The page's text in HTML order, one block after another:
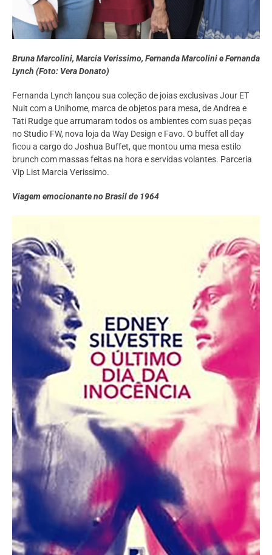
Bruna Marcolini, Marcia Verissimo, Fernanda Marcolini e Fernanda
Lynch (Foto: Vera Donato)
Fernanda Lynch lançou sua coleção de joias exclusivas Jour ET
Nuit com a Unihome, marca de objetos para mesa, de Andrea e
Tati Rudge que arrumaram todos os ambientes com suas peças
no Studio FW, nova loja da Way Design e Favo. O buffet all day
ficou a cargo do Joshua Buffet, que montou uma mesa estilo
brunch com massas feitas na hora e servidas volantes. Parceria
Vip List Marcia Verissimo.
Viagem emocionante no Brasil de 1964